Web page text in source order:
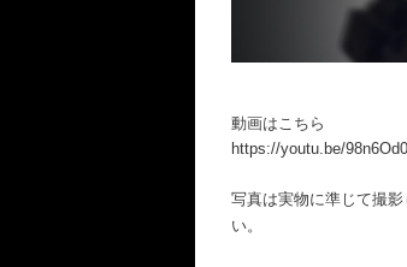
動画はこちら
https://youtu.be/
写真は実物に準じて撮
い。